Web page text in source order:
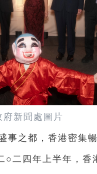
府新聞處圖片
事之都，香港密集
○二四年上半年，香